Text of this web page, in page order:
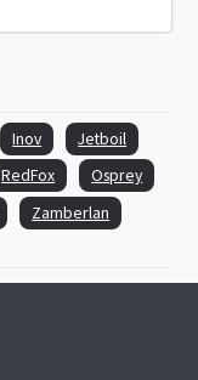
Inov
Jetboil
RedFox
Osprey
Zamberlan